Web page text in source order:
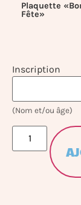
Plaquette
Fête»
Inscription
(Nom et/ou âge)